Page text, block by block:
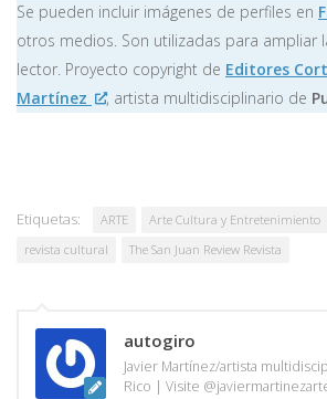
Se pueden incluir imágenes de perfiles en
otros medios. Son utilizadas para ampliar
lector. Proyecto copyright de Editores
Martínez
, artista multidisciplinario de
Etiquetas: ARTE Arte Cultura y Entretenimiento
revista cultural
The San Juan Review Revista
autogiro
Javier Martínez/artista
Rico | Visite